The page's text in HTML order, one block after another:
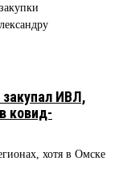
ИВЛ,
ковид-
хотя в Омске